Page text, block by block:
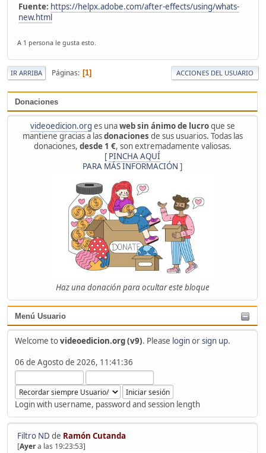
Donaciones
videoedicion.org es unaweb sin ánimo de lucroque se
mantiene gracias a lasdonaciones de sus usuarios. Todas las
donaciones, desde 1 €, son extremadamente valiosas.
[ PINCHA AQUÍ
PARA MÁS INFORMACIÓN ]
Haz una donación para ocultar este bloque
Menú Usuario
Welcome tovideoedicion.org (v9). Please loginorsign up.
06 de Agosto de 2026, 11:41:36
Login with username, password and session length
Filtro ND de Ramón Cutanda
[Ayera las 19:23:53]
Fuente: https://helpx.adobe.com/after-effects/using/whats-
new.html
A 1 persona le gusta esto.
IR ARRIBA Páginas 1 ACCIONES DEL USUARIO